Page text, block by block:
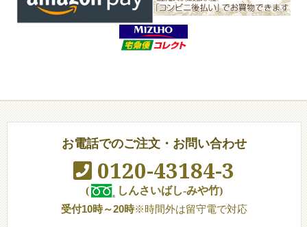
お電話でのご注文・お問い合わせ
0120-43184-3
(
しんさいばし-みや竹)
受付10時～20時※時間外は留守電で対応